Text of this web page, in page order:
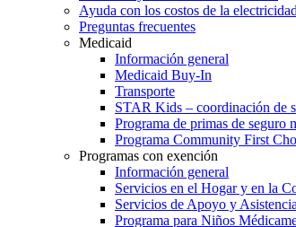
Ayuda con los costos de la electricidad
Preguntas frecuentes
Medicaid
Información general
Medicaid Buy-In
Transporte
STAR Kids – coordinación de
Programa de primas de seguro
Programa Community First
Programas con exención
Información general
Servicios en el Hogar y en la
Servicios de Apoyo y
Programa para Niños